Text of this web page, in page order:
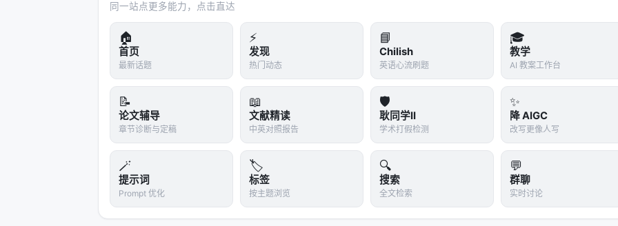
产品同学用 Vibe Coding 写出来的功能页面，研发看完说「还是需要排期几天」——这个故事的真相
是：代码生成门槛下降，不等于系统复杂度下降。
洪定坤没有给出激进答案（「让所有人直接 commit」），也没有给出保守答案（「非工程师写的代码不
能上」），而是提出中间路径：
> 让不同角色更合理、更有效地参与代码生产，每个人都能发挥价值，但产出要进入统一的架构、规范
交付流程，最终把整体效率提升。
这个表述的工程含义是明确的：CI/CD、权限、code review、架构约束这些不能因为「AI 能写代码」
取消，反而要更刚性。
值得关注的原因
1. 字节是中国 AI Coding 落地最深的公司之一（TRAE 团队 Token 日均 5.6 万亿），洪定坤作为技术副
同一站点更多能力，点击直达
🏠
首页
最新话题
⚡
发现
热门动态
📘
Chilish
英语心流刷题
🎓
教学
AI 教案工作台
📝
论文辅导
章节诊断与定稿
📖
文献精读
中英对照报告
🛡️
耿同学II
学术打假检测
✨
降 AIGC
改写更像人写
🪄
提示词
Prompt 优化
🏷️
标签
按主题浏览
🔍
搜索
全文检索
💬
群聊
实时讨论